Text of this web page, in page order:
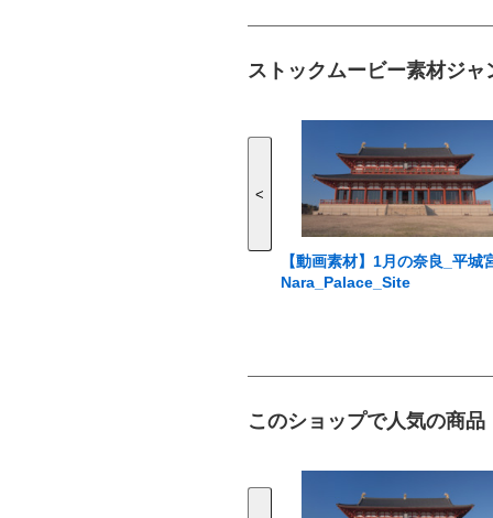
ストックムービー素材ジャ
<
【動画素材】1月の奈良_平城
Nara_Palace_Site
このショップで人気の商品